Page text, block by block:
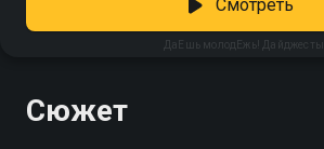
ДаЕшь молодЕжь! Дайджесты
Смотреть
Сюжет